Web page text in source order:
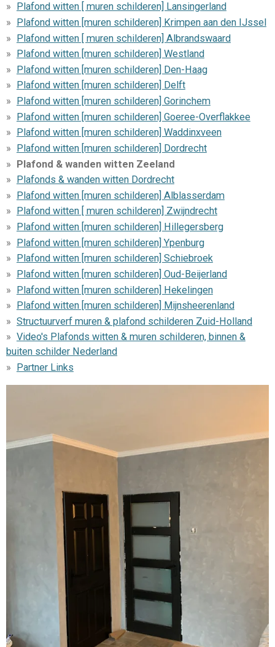
Plafond witten [ muren schilderen] Lansingerland
Plafond witten [muren schilderen] Krimpen aan den IJssel
Plafond witten [ muren schilderen] Albrandswaard
Plafond witten [muren schilderen] Westland
Plafond witten [muren schilderen] Den-Haag
Plafond witten [muren schilderen] Delft
Plafond witten [muren schilderen] Gorinchem
Plafond witten [muren schilderen] Goeree-Overflakkee
Plafond witten [muren schilderen] Waddinxveen
Plafond witten [muren schilderen] Dordrecht
Plafond & wanden witten Zeeland
Plafonds & wanden witten Dordrecht
Plafond witten [muren schilderen] Alblasserdam
Plafond witten [ muren schilderen] Zwijndrecht
Plafond witten [muren schilderen] Hillegersberg
Plafond witten [muren schilderen] Ypenburg
Plafond witten [muren schilderen] Schiebroek
Plafond witten [muren schilderen] Oud-Beijerland
Plafond witten [muren schilderen] Hekelingen
Plafond witten [muren schilderen] Mijnsheerenland
Structuurverf muren & plafond schilderen Zuid-Holland
Video's Plafonds witten & muren schilderen, binnen &
buiten schilder Nederland
Partner Links